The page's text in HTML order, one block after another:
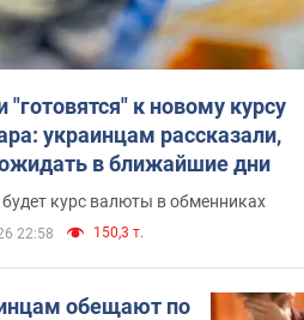
"готовятся" к новому курсу
украинцам рассказали,
в ближайшие дни
курс валюты в обменниках
22:58 150,3 т.
обещают по